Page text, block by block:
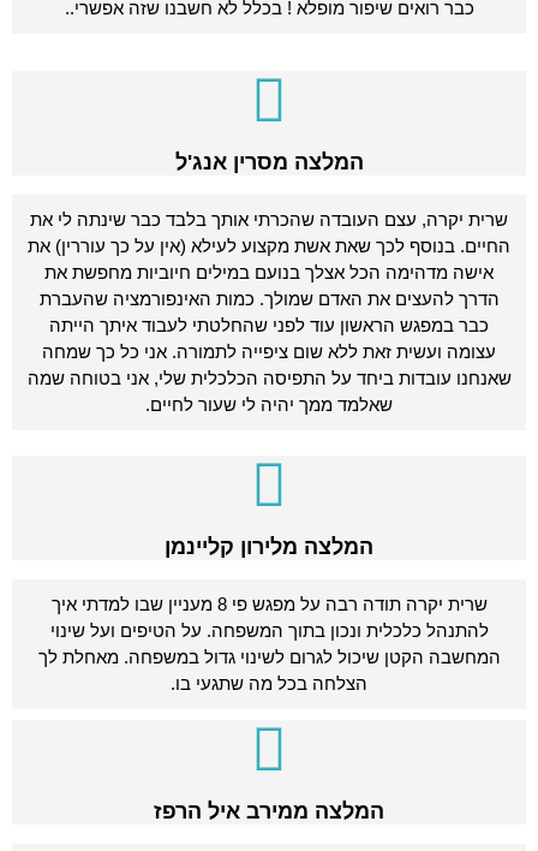
כבר רואים שיפור מופלא ! בכלל לא חשבנו שזה אפשרי..
המלצה מסרין אנג'ל
שרית יקרה, עצם העובדה שהכרתי אותך בלבד כבר שינתה לי את
החיים. בנוסף לכך שאת אשת מקצוע לעילא (אין על כך עוררין) את
אישה מדהימה הכל אצלך בנועם במילים חיוביות מחפשת את
הדרך להעצים את האדם שמולך. כמות האינפורמציה שהעברת
כבר במפגש הראשון עוד לפני שהחלטתי לעבוד איתך הייתה
עצומה ועשית זאת ללא שום ציפייה לתמורה. אני כל כך שמחה
שאנחנו עובדות ביחד על התפיסה הכלכלית שלי, אני בטוחה שמה
שאלמד ממך יהיה לי שעור לחיים.
המלצה מלירון קליינמן
שרית יקרה תודה רבה על מפגש פי 8 מעניין שבו למדתי איך
להתנהל כלכלית ונכון בתוך המשפחה. על הטיפים ועל שינוי
המחשבה הקטן שיכול לגרום לשינוי גדול במשפחה. מאחלת לך
הצלחה בכל מה שתגעי בו.
המלצה ממירב איל הרפז